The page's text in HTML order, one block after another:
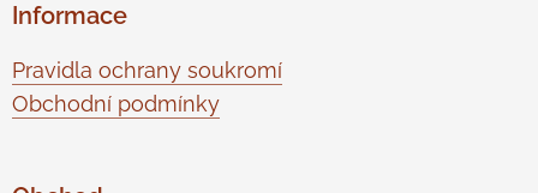
Informace
Pravidla ochrany soukromí
Obchodní podmínky